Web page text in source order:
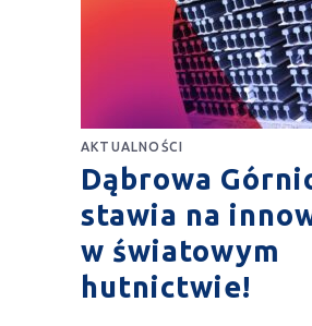
AKTUALNOŚCI
Dąbrowa
stawia na
w światowym
hutnictwie!